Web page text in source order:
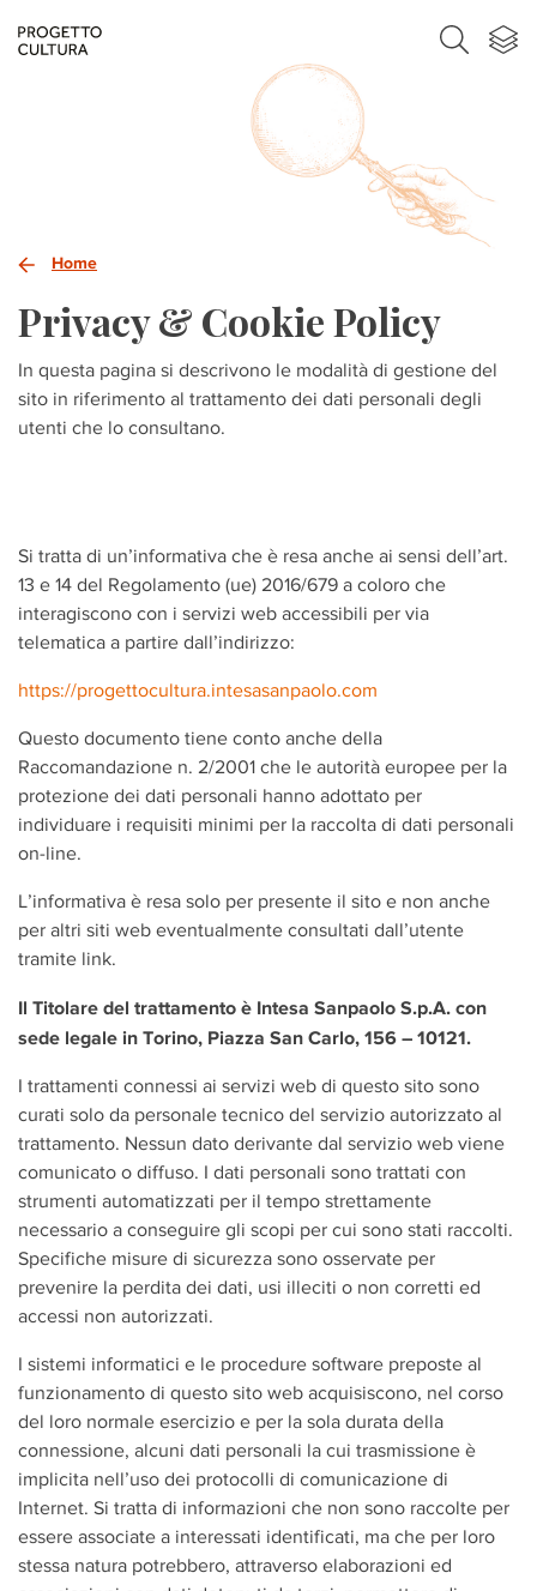
Home
Privacy & Cookie Policy
In questa pagina si descrivono le modalità di gestione del
sito in riferimento al trattamento dei dati personali degli
utenti che lo consultano.
Si tratta di un’informativa che è resa anche ai sensi dell’art.
13 e 14 del Regolamento (ue) 2016/679 a coloro che
interagiscono con i servizi web accessibili per via
telematica a partire dall’indirizzo:
https://progettocultura.intesasanpaolo.com
Questo documento tiene conto anche della
Raccomandazione n. 2/2001 che le autorità europee per la
protezione dei dati personali hanno adottato per
individuare i requisiti minimi per la raccolta di dati personali
on-line.
L’informativa è resa solo per presente il sito e non anche
per altri siti web eventualmente consultati dall’utente
tramite link.
Il Titolare del trattamento è Intesa Sanpaolo S.p.A. con
sede legale in Torino, Piazza San Carlo, 156 – 10121.
I trattamenti connessi ai servizi web di questo sito sono
curati solo da personale tecnico del servizio autorizzato al
trattamento. Nessun dato derivante dal servizio web viene
comunicato o diffuso. I dati personali sono trattati con
strumenti automatizzati per il tempo strettamente
necessario a conseguire gli scopi per cui sono stati raccolti.
Specifiche misure di sicurezza sono osservate per
prevenire la perdita dei dati, usi illeciti o non corretti ed
accessi non autorizzati.
I sistemi informatici e le procedure software preposte al
funzionamento di questo sito web acquisiscono, nel corso
del loro normale esercizio e per la sola durata della
connessione, alcuni dati personali la cui trasmissione è
implicita nell’uso dei protocolli di comunicazione di
Internet. Si tratta di informazioni che non sono raccolte per
essere associate a interessati identificati, ma che per loro
stessa natura potrebbero, attraverso elaborazioni ed